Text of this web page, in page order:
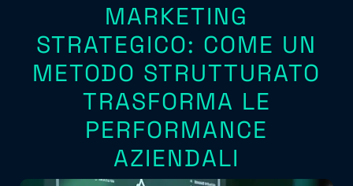
MARKETING
STRATEGICO: COME UN
METODO STRUTTURATO
TRASFORMA LE
PERFORMANCE
AZIENDALI